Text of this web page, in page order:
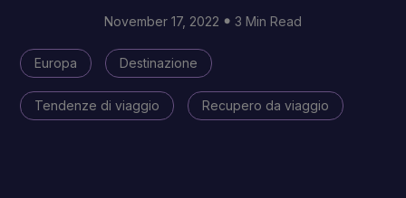
November 17, 2022 3 Min Read
Europa Destinazione
Tendenze di viaggio Recupero da viaggio